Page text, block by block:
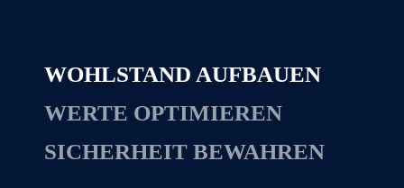
WOHLSTAND AUFBAUEN
WERTE OPTIMIEREN
SICHERHEIT BEWAHREN